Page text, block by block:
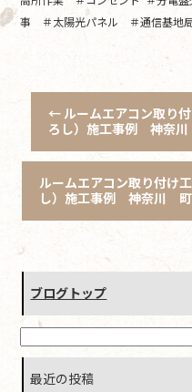
事 ＃太陽光パネル ＃通信基地
← ルームエアコン取り
ろし）施工事例 神奈
ルームエアコン取り付け
し）施工事例 神奈川
ブログトップ
最近の投稿